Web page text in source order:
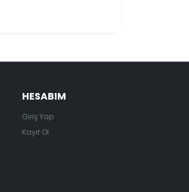
HESABIM
Giriş Yap
Kayıt Ol